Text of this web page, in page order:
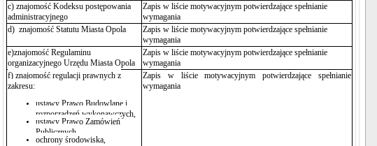
c) znajomość Kodeksu postępowania
administracyjnego
Zapis w liście motywacyjnym potwierdzające spełnianie
wymagania
d) znajomość Statutu Miasta Opola
Zapis w liście motywacyjnym potwierdzające spełnianie
wymagania
e)znajomość Regulaminu
organizacyjnego Urzędu Miasta Opola
Zapis w liście motywacyjnym potwierdzające spełnianie
wymagania
f) znajomość regulacji prawnych z
zakresu:
ustawy Prawo Budowlane i
rozporządzeń wykonawczych,
ustawy Prawo Zamówień
Publicznych,
ochrony środowiska,
Zapis w liście motywacyjnym potwierdzające spełnianie
wymagania